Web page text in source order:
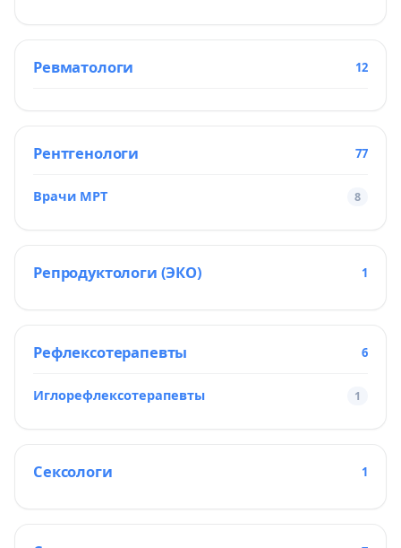
Ревматологи 12
Рентгенологи 77
Врачи МРТ 8
Репродуктологи (ЭКО) 1
Рефлексотерапевты 6
Иглорефлексотерапевты 1
Сексологи 1